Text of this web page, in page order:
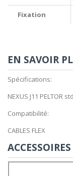
Fixation
EN SAVOIR
Spécifications:
NEXUS J11 PELTOR std
Compatibilité:
CABLES FLEX
ACCESSOIRES